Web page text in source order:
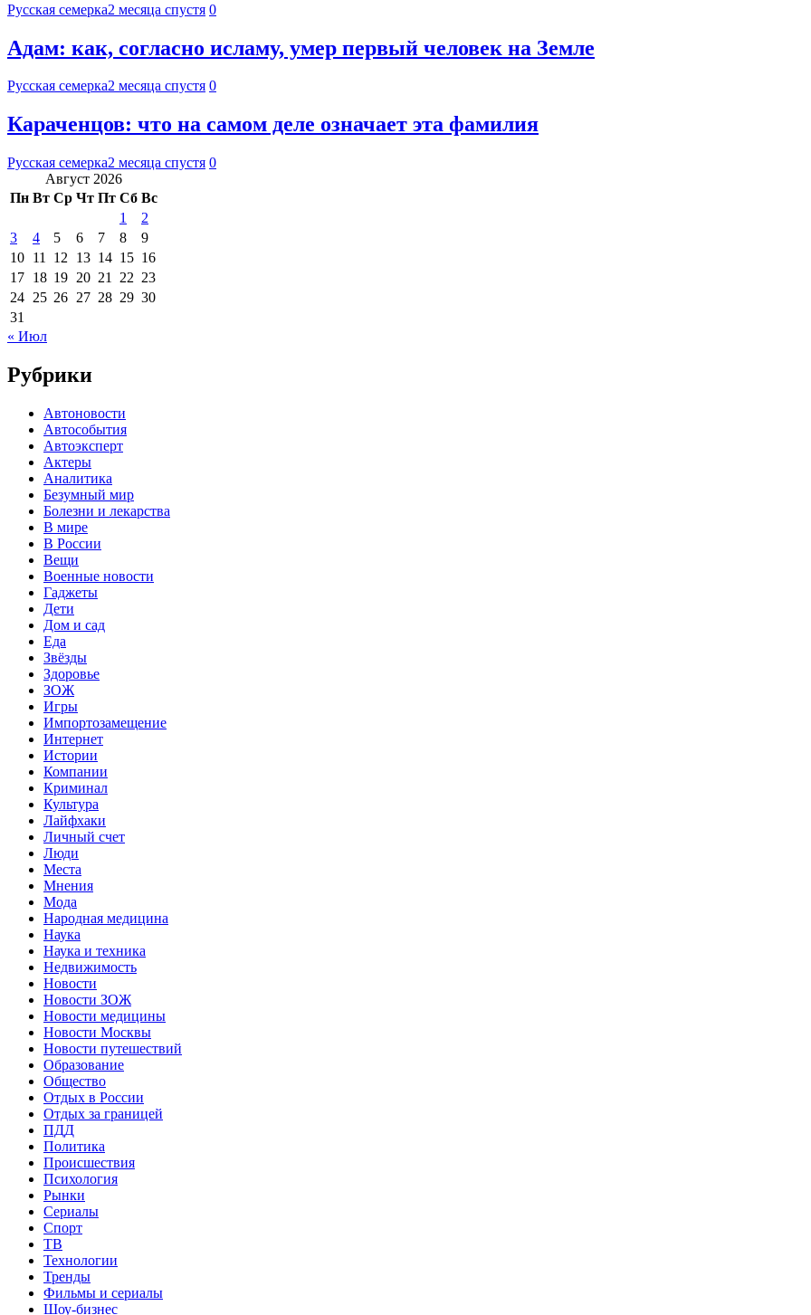
Русская семерка2 месяца спустя 0
Адам: как, согласно исламу, умер первый человек на Земле
Русская семерка2 месяца спустя 0
Караченцов: что на самом деле означает эта фамилия
Русская семерка2 месяца спустя 0
Август 2026
Пн Вт Ср Чт Пт Сб Вс
1
2
3
4 5 6 7 8
9
10 11 12 13 14 15 16
17 18 19 20 21 22 23
24 25 26 27 28 29 30
31
« Июл
Рубрики
Автоновости
Автособытия
Автоэксперт
Актеры
Аналитика
Безумный мир
Болезни и лекарства
В мире
В России
Вещи
Военные новости
Гаджеты
Дети
Дом и сад
Еда
Звёзды
Здоровье
ЗОЖ
Игры
Импортозамещение
Интернет
Истории
Компании
Криминал
Культура
Лайфхаки
Личный счет
Люди
Места
Мнения
Мода
Народная медицина
Наука
Наука и техника
Недвижимость
Новости
Новости ЗОЖ
Новости медицины
Новости Москвы
Новости путешествий
Образование
Общество
Отдых в России
Отдых за границей
ПДД
Политика
Происшествия
Психология
Рынки
Сериалы
Спорт
ТВ
Технологии
Тренды
Фильмы и сериалы
Шоу-бизнес